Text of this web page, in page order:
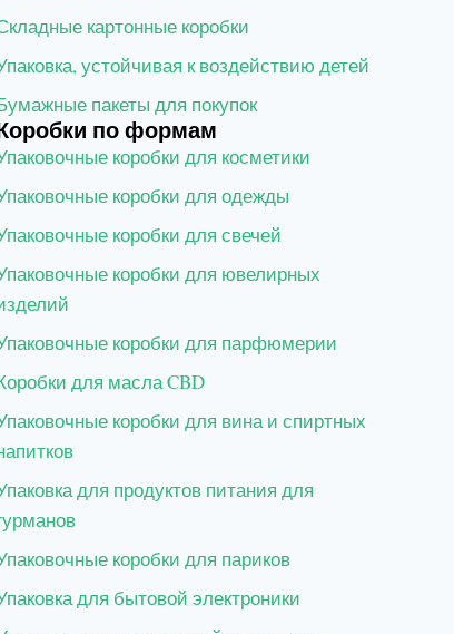
картонные коробки
устойчивая к воздействию детей
пакеты для покупок
по формам
коробки для косметики
коробки для одежды
коробки для свечей
коробки для ювелирных
коробки для парфюмерии
для масла CBD
коробки для вина и спиртных
для продуктов питания для
коробки для париков
для бытовой электроники